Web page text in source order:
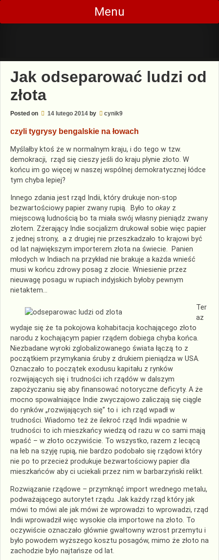
Skip
content
Menu
Jak odseparować ludzi od
złota
Posted on 14 lutego 2014 by cynik9
czyli tygrysy bengalskie na łowach
Myślałby ktoś że w normalnym kraju, i do tego w tzw.
demokracji, rząd się cieszy jeśli do kraju płynie złoto. W
końcu im go więcej w naszej wspólnej demokratycznej łódce
tym chyba lepiej?
Innego zdania jest rząd Indii, który drukuje non-stop
bezwartościowy papier zwany rupią. Było to okay z
miejscową ludnością bo ta miała swój własny pieniądz zwany
złotem. Zżerający Indie socjalizm drukował sobie więc papier
z jednej strony, a z drugiej nie przeszkadzało to krajowi być
od lat największym importerem złota na świecie. Panien
młodych w Indiach na przykład nie brakuje a każda wnieść
musi w końcu zdrowy posag z złocie. Wniesienie przez
nieuwagę posagu w rupiach indyjskich byłoby pewnym
nietaktem…
Ter
az
wydaje się że ta pokojowa kohabitacja kochającego złoto
narodu z kochającym papier rządem dobiega chyba końca.
Niezbadane wyroki zglobalizowanego świata łączą to z
początkiem przymykania śruby z drukiem pieniądza w USA.
Oznaczało to początek exodusu kapitału z rynków
rozwijających się i trudności ich rządów w dalszym
zapożyczaniu się aby finansować notoryczne deficyty. A że
mocno spowalniające Indie zwyczajowo zaliczają się ciągle
do rynków „rozwijających się” to i ich rząd wpadł w
trudności. Wiadomo też że ilekroć rząd Indii wpadnie w
trudności to ich mieszkańcy wiedzą od razu w co sami mają
wpaść – w złoto oczywiście. To wszystko, razem z lecącą
na łeb na szyję rupią, nie bardzo podobało się rządowi który
nie po to przecież produkuje bezwartościowy papier dla
mieszkańców aby ci uciekali przez nim w barbarzyński relikt.
Rozwiązanie rządowe – przymknąć import wrednego metalu,
podważającego autorytet rządu. Jak każdy rząd który jak
mówi to mówi ale jak mówi że wprowadzi to wprowadzi, rząd
Indii wprowadził więc wysokie cła importowe na złoto. To
oczywiście oznaczało głównie gwałtowny wzrost przemytu i
było powodem wyższego kosztu posagów, mimo że złoto na
zachodzie było najtańsze od lat.